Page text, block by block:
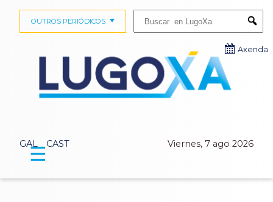
GAL CAST Viernes, 7 ago 2026
OUTROS PERIÓDICOS
Axenda
☰